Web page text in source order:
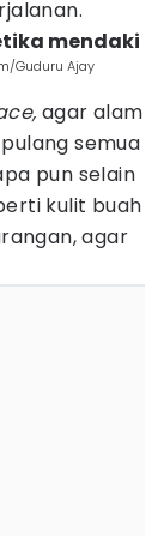
mendaki
Guduru Ajay
agar alam
semua
pun selain
kulit buah
agar